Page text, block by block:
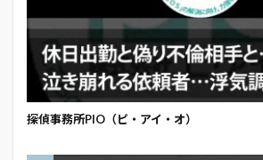
探偵事務所PIO（ピ・アイ・オ）